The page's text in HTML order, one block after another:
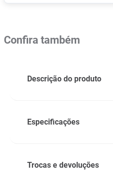
Confira também
Descrição do produto
Especificações
Trocas e devoluções